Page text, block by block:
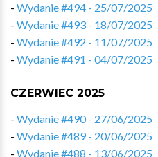
- Wydanie #494 - 25/07/2025
- Wydanie #493 - 18/07/2025
- Wydanie #492 - 11/07/2025
- Wydanie #491 - 04/07/2025
CZERWIEC 2025
- Wydanie #490 - 27/06/2025
- Wydanie #489 - 20/06/2025
- Wydanie #488 - 13/06/2025